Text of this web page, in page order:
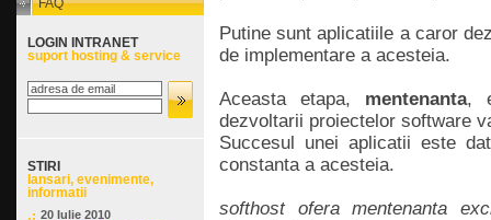
FAQ
LOGIN INTRANET
suport hosting & service
STIRI
lansari, evenimente,
informatii
20 Iulie 2010
Putine sunt aplicatiile a caror
de implementare a acesteia.
Aceasta etapa, mentenanta,
dezvoltarii proiectelor software
Succesul unei aplicatii este
constanta a acesteia.
softhost ofera mentenanta